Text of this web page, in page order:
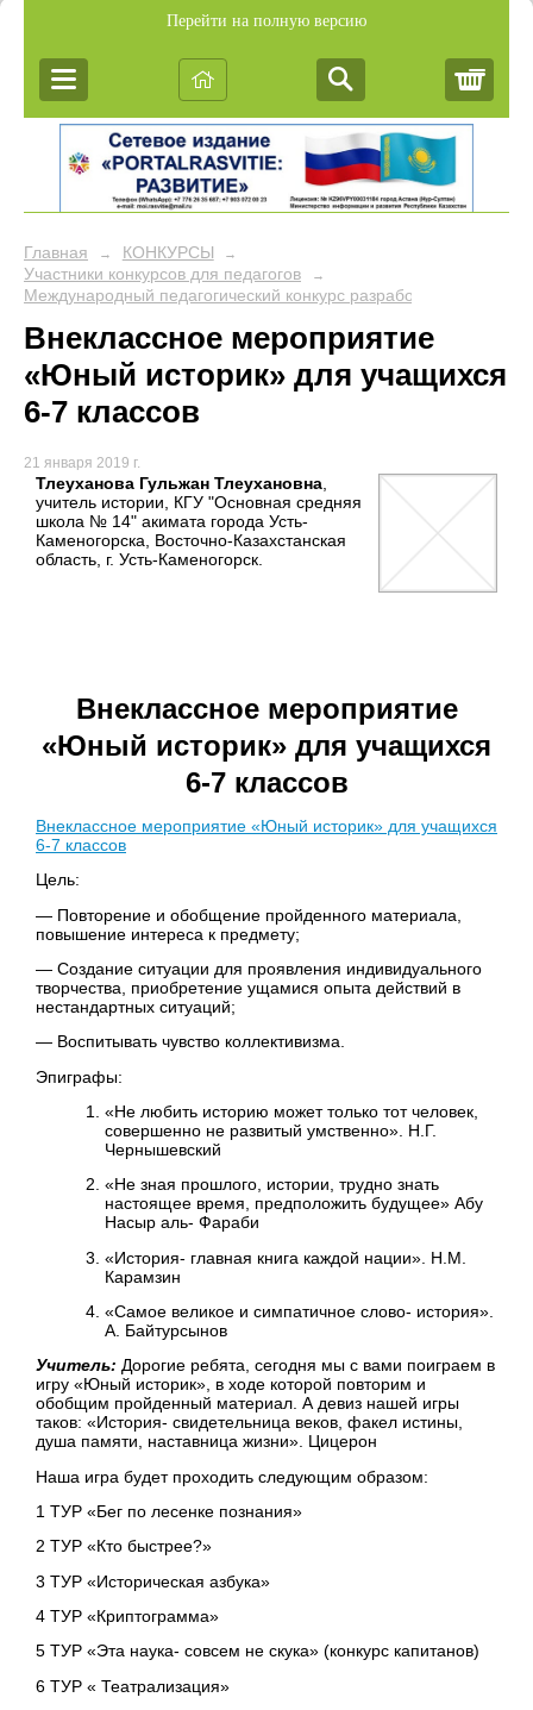
Перейти на полную версию
Главная → КОНКУРСЫ →
Участники конкурсов для педагогов →
Международный педагогический конкурс разработок
Внеклассное мероприятие
«Юный историк» для учащихся
6-7 классов
21 января 2019 г.
Тлеуханова Гульжан Тлеухановна,
учитель истории, КГУ "Основная средняя
школа № 14" акимата города Усть-
Каменогорска, Восточно-Казахстанская
область, г. Усть-Каменогорск.
Внеклассное мероприятие
«Юный историк» для учащихся
6-7 классов
Внеклассное мероприятие «Юный историк» для учащихся
6-7 классов
Цель:
— Повторение и обобщение пройденного материала,
повышение интереса к предмету;
— Создание ситуации для проявления индивидуального
творчества, приобретение ущамися опыта действий в
нестандартных ситуаций;
— Воспитывать чувство коллективизма.
Эпиграфы:
«Не любить историю может только тот человек,
совершенно не развитый умственно». Н.Г.
Чернышевский
«Не зная прошлого, истории, трудно знать
настоящее время, предположить будущее» Абу
Насыр аль- Фараби
«История- главная книга каждой нации». Н.М.
Карамзин
«Самое великое и симпатичное слово- история».
А. Байтурсынов
Учитель: Дорогие ребята, сегодня мы с вами поиграем в
игру «Юный историк», в ходе которой повторим и
обобщим пройденный материал. А девиз нашей игры
таков: «История- свидетельница веков, факел истины,
душа памяти, наставница жизни». Цицерон
Наша игра будет проходить следующим образом:
1 ТУР «Бег по лесенке познания»
2 ТУР «Кто быстрее?»
3 ТУР «Историческая азбука»
4 ТУР «Криптограмма»
5 ТУР «Эта наука- совсем не скука» (конкурс капитанов)
6 ТУР « Театрализация»